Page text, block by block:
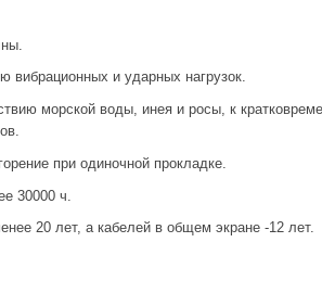
вибрационных и ударных нагрузок.
морской воды, инея и росы, к
при одиночной прокладке.
30000 ч.
20 лет, а кабелей в общем экране -12 лет.